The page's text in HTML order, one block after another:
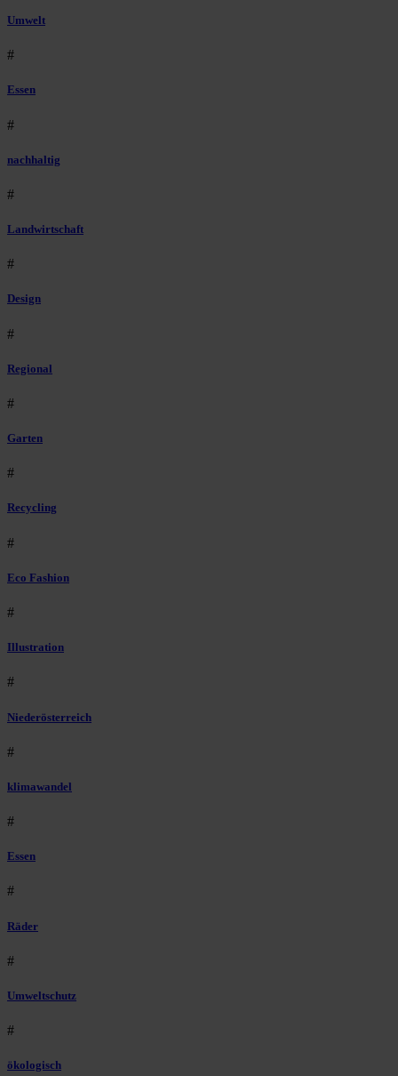
Umwelt
#
Essen
#
nachhaltig
#
Landwirtschaft
#
Design
#
Regional
#
Garten
#
Recycling
#
Eco Fashion
#
Illustration
#
Niederösterreich
#
klimawandel
#
Essen
#
Räder
#
Umweltschutz
#
ökologisch